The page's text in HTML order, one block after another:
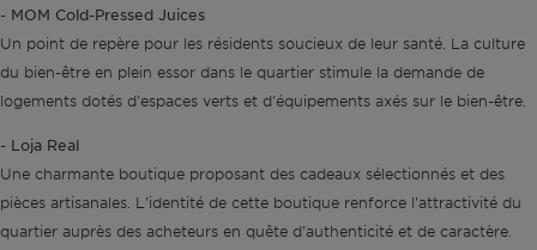
- MOM Cold-Pressed Juices
Un point de repère pour les résidents soucieux de leur santé. La culture
du bien-être en plein essor dans le quartier stimule la demande de
logements dotés d'espaces verts et d'équipements axés sur le bien-être.
- Loja Real
Une charmante boutique proposant des cadeaux sélectionnés et des
pièces artisanales. L'identité de cette boutique renforce l'attractivité du
quartier auprès des acheteurs en quête d'authenticité et de caractère.